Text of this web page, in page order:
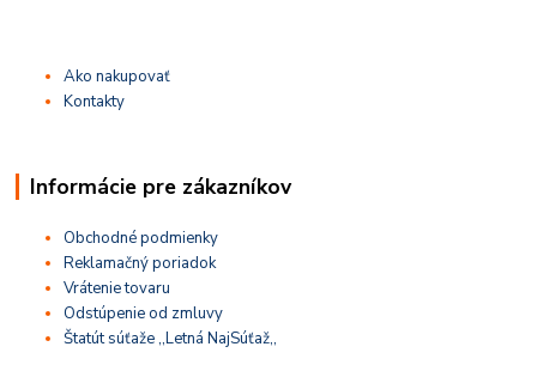
Ako nakupovať
Kontakty
Informácie pre zákazníkov
Obchodné podmienky
Reklamačný poriadok
Vrátenie tovaru
Odstúpenie od zmluvy
Štatút súťaže ,,Letná NajSúťaž,,